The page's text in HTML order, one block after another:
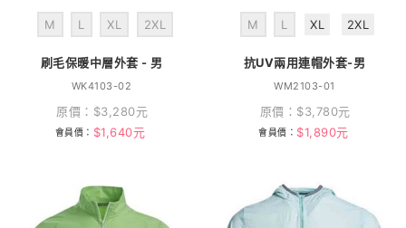
M L XL 2XL
刷毛保暖中層外套 - 男
WK4103-02
原價： $3,280元
會員價： $1,640元
M L XL 2XL
抗UV兩用連帽外套-男
WM2103-01
原價： $3,780元
會員價： $1,890元